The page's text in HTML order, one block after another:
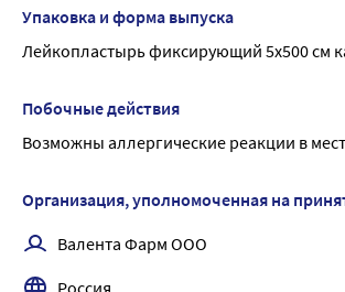
Основа: прочная дышащая натуральная
-Можно надписывать.
-Проверенная временем надежная
Неинвазивное сцепление с
Область применения:
Используется для вспомогательных
Предназначен для фиксации катетеров,
Основные характеристики
Упаковка и форма выпуска
Лейкопластырь фиксирующий 5х500 см
Побочные действия
Возможны аллергические реакции в
Организация, уполномоченная на
Валента Фарм ООО